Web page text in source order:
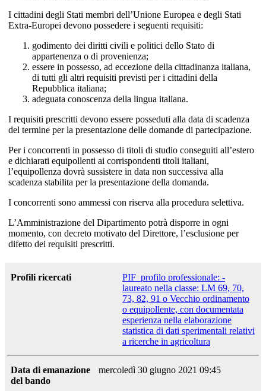
I cittadini degli Stati membri dell’Unione Europea e degli Stati
Extra-Europei devono possedere i seguenti requisiti:
godimento dei diritti civili e politici dello Stato di
appartenenza o di provenienza;
essere in possesso, ad eccezione della cittadinanza italiana,
di tutti gli altri requisiti previsti per i cittadini della
Repubblica italiana;
adeguata conoscenza della lingua italiana.
I requisiti prescritti devono essere posseduti alla data di scadenza
del termine per la presentazione delle domande di partecipazione.
Per i concorrenti in possesso di titoli di studio conseguiti all’estero
e dichiarati equipollenti ai corrispondenti titoli italiani,
l’equipollenza dovrà sussistere in data non successiva alla
scadenza stabilita per la presentazione della domanda.
I concorrenti sono ammessi con riserva alla procedura selettiva.
L’Amministrazione del Dipartimento potrà disporre in ogni
momento, con decreto motivato del Direttore, l’esclusione per
difetto dei requisiti prescritti.
Profili ricercati
PIF_profilo professionale: -
laureato nella classe: LM 69, 70,
73, 82, 91 o Vecchio ordinamento
o equipollente, con documentata
esperienza nella elaborazione
statistica di dati sperimentali relativi
a ricerche in agricoltura
Data di emanazione
del bando
mercoledì 30 giugno 2021 09:45